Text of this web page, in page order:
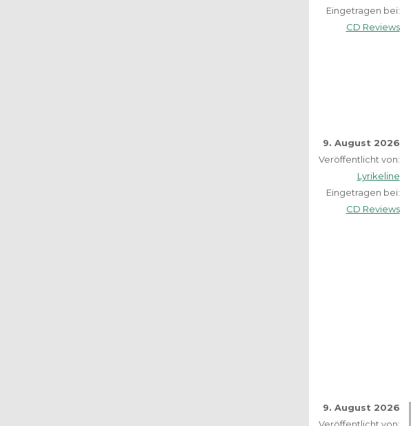
Eingetragen bei:
CD Reviews
9. August 2026
Veröffentlicht von:
Lyrikeline
Eingetragen bei:
CD Reviews
9. August 2026